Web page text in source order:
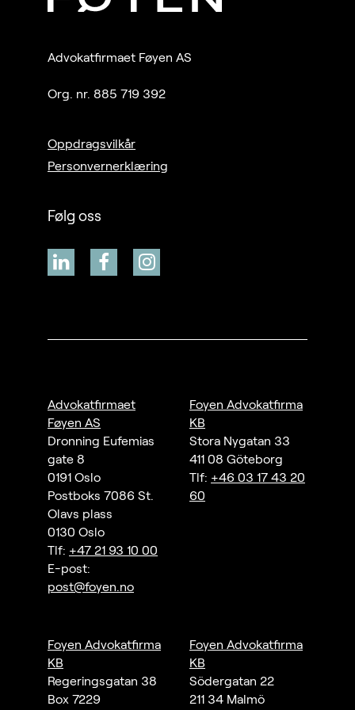
Advokatfirmaet Føyen AS
Org. nr. 885 719 392
Oppdragsvilkår
Personvernerklæring
Følg oss
Advokatfirmaet
Føyen AS
Dronning Eufemias
gate 8
0191 Oslo
Postboks 7086 St.
Olavs plass
0130 Oslo
Tlf: +47 21 93 10 00
E-post:
post@foyen.no
Foyen Advokatfirma
KB
Stora Nygatan 33
411 08 Göteborg
Tlf: +46 03 17 43 20
60
Foyen Advokatfirma
KB
Regeringsgatan 38
Box 7229
Foyen Advokatfirma
KB
Södergatan 22
211 34 Malmö